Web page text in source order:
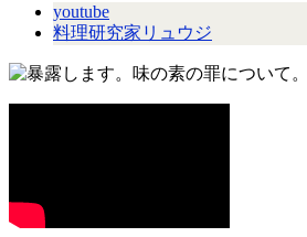
youtube
料理研究家リュウジ